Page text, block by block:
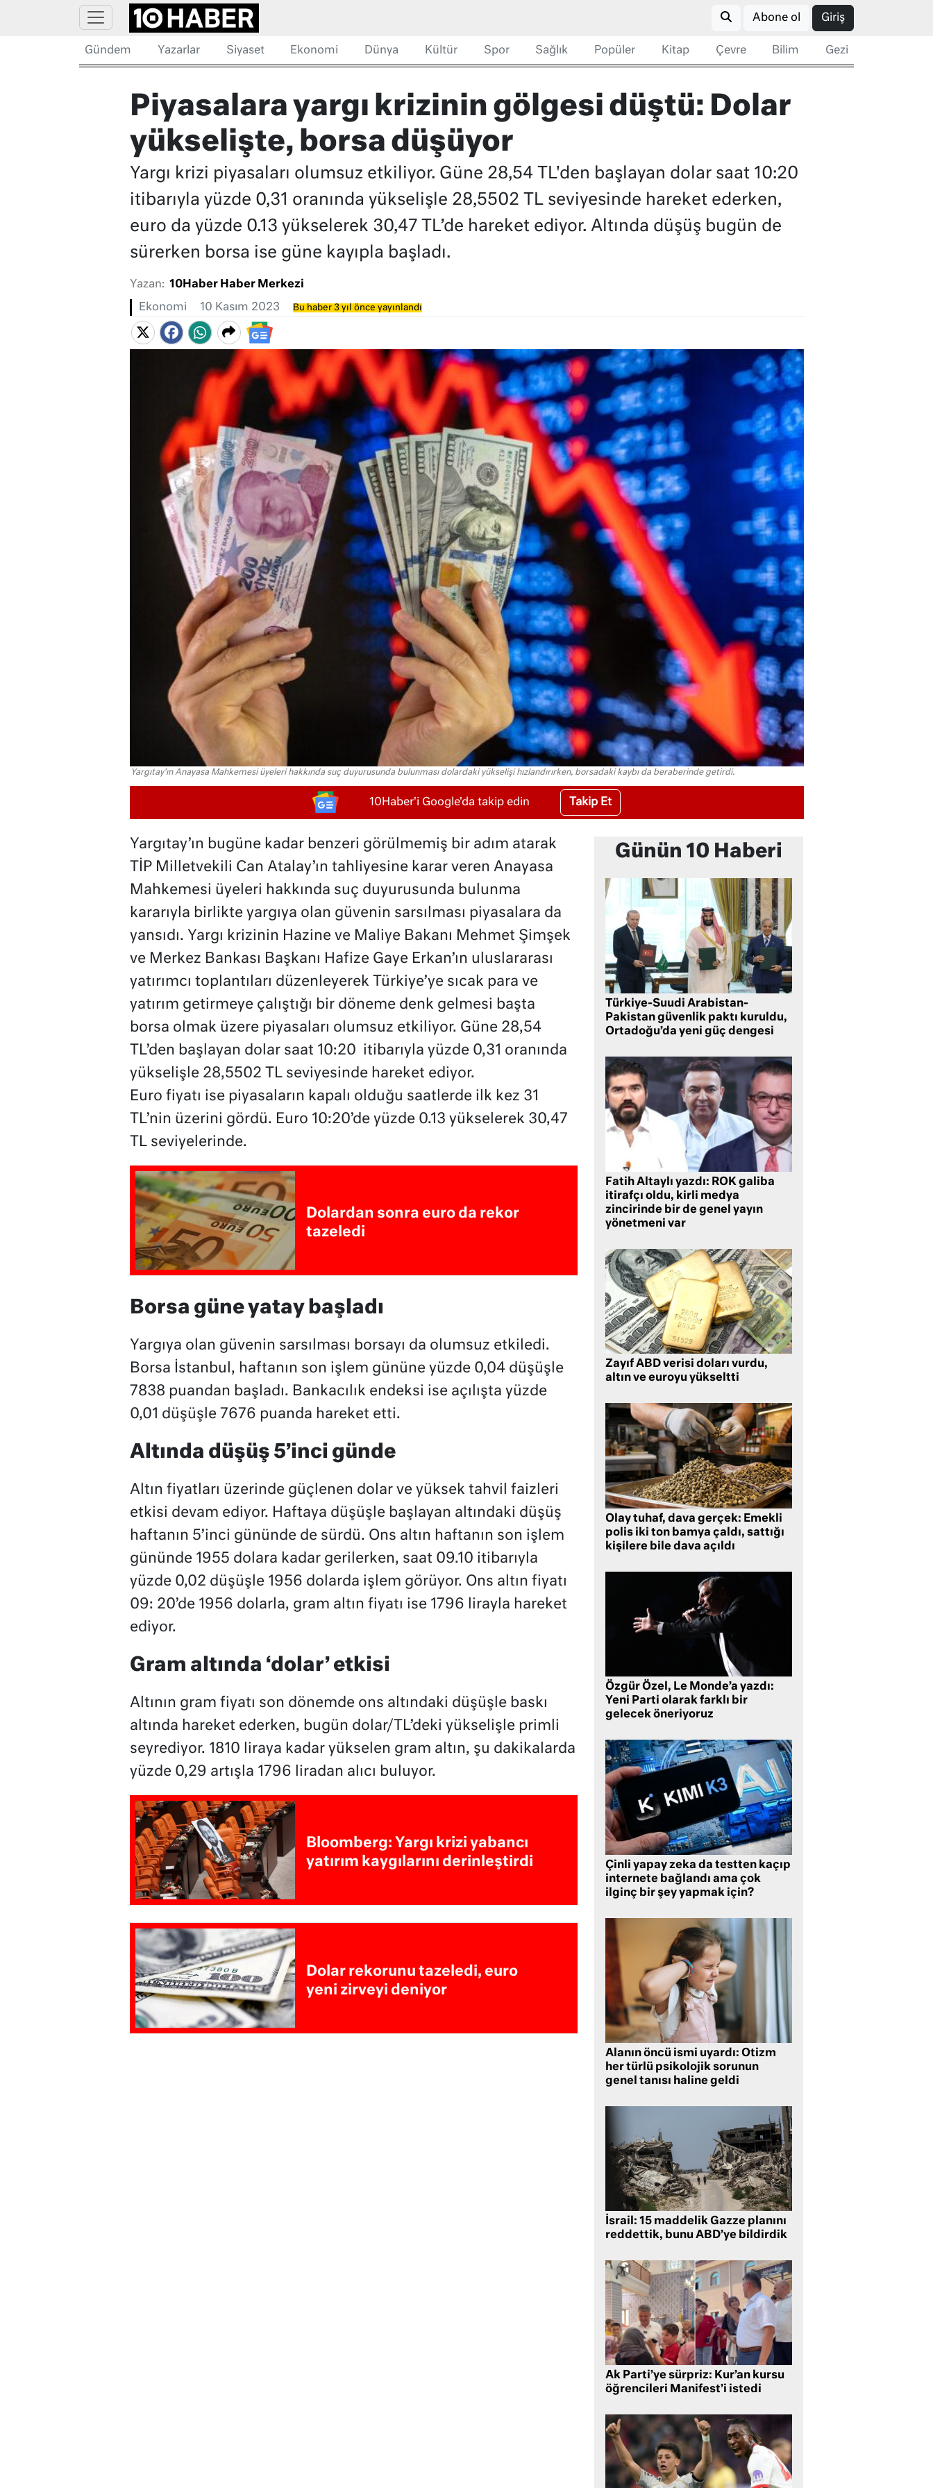
Abone ol Giriş
Gündem Yazarlar Siyaset Ekonomi Dünya Kültür Spor Sağlık Popüler Kitap Çevre Bilim Gezi
Piyasalara yargı krizinin gölgesi düştü: Dolar
yükselişte, borsa düşüyor
Yargı krizi piyasaları olumsuz etkiliyor. Güne 28,54 TL'den başlayan dolar saat 10:20
itibarıyla yüzde 0,31 oranında yükselişle 28,5502 TL seviyesinde hareket ederken,
euro da yüzde 0.13 yükselerek 30,47 TL’de hareket ediyor. Altında düşüş bugün de
sürerken borsa ise güne kayıpla başladı.
Yazan: 10Haber Haber Merkezi
Ekonomi 10 Kasım 2023 Bu haber 3 yıl önce yayınlandı
Yargıtay'ın Anayasa Mahkemesi üyeleri hakkında suç duyurusunda bulunması dolardaki yükselişi hızlandırırken, borsadaki kaybı da beraberinde getirdi.
10Haber'i Google'da takip edin Takip Et
Yargıtay’ın bugüne kadar benzeri görülmemiş bir adım atarak
TİP Milletvekili Can Atalay’ın tahliyesine karar veren Anayasa
Mahkemesi üyeleri hakkında suç duyurusunda bulunma
kararıyla birlikte yargıya olan güvenin sarsılması piyasalara da
yansıdı. Yargı krizinin Hazine ve Maliye Bakanı Mehmet Şimşek
ve Merkez Bankası Başkanı Hafize Gaye Erkan’ın uluslararası
yatırımcı toplantıları düzenleyerek Türkiye’ye sıcak para ve
yatırım getirmeye çalıştığı bir döneme denk gelmesi başta
borsa olmak üzere piyasaları olumsuz etkiliyor. Güne 28,54
TL’den başlayan dolar saat 10:20 itibarıyla yüzde 0,31 oranında
yükselişle 28,5502 TL seviyesinde hareket ediyor.
Euro fiyatı ise piyasaların kapalı olduğu saatlerde ilk kez 31
TL’nin üzerini gördü. Euro 10:20’de yüzde 0.13 yükselerek 30,47
TL seviyelerinde.
Dolardan sonra euro da rekor
tazeledi
Borsa güne yatay başladı
Yargıya olan güvenin sarsılması borsayı da olumsuz etkiledi.
Borsa İstanbul, haftanın son işlem gününe yüzde 0,04 düşüşle
7838 puandan başladı. Bankacılık endeksi ise açılışta yüzde
0,01 düşüşle 7676 puanda hareket etti.
Altında düşüş 5’inci günde
Altın fiyatları üzerinde güçlenen dolar ve yüksek tahvil faizleri
etkisi devam ediyor. Haftaya düşüşle başlayan altındaki düşüş
haftanın 5’inci gününde de sürdü. Ons altın haftanın son işlem
gününde 1955 dolara kadar gerilerken, saat 09.10 itibarıyla
yüzde 0,02 düşüşle 1956 dolarda işlem görüyor. Ons altın fiyatı
09: 20’de 1956 dolarla, gram altın fiyatı ise 1796 lirayla hareket
ediyor.
Gram altında ‘dolar’ etkisi
Altının gram fiyatı son dönemde ons altındaki düşüşle baskı
altında hareket ederken, bugün dolar/TL’deki yükselişle primli
seyrediyor. 1810 liraya kadar yükselen gram altın, şu dakikalarda
yüzde 0,29 artışla 1796 liradan alıcı buluyor.
Bloomberg: Yargı krizi yabancı
yatırım kaygılarını derinleştirdi
Dolar rekorunu tazeledi, euro
yeni zirveyi deniyor
Günün 10 Haberi
Türkiye-Suudi Arabistan-
Pakistan güvenlik paktı kuruldu,
Ortadoğu’da yeni güç dengesi
Fatih Altaylı yazdı: ROK galiba
itirafçı oldu, kirli medya
zincirinde bir de genel yayın
yönetmeni var
Zayıf ABD verisi doları vurdu,
altın ve euroyu yükseltti
Olay tuhaf, dava gerçek: Emekli
polis iki ton bamya çaldı, sattığı
kişilere bile dava açıldı
Özgür Özel, Le Monde’a yazdı:
Yeni Parti olarak farklı bir
gelecek öneriyoruz
Çinli yapay zeka da testten kaçıp
internete bağlandı ama çok
ilginç bir şey yapmak için?
Alanın öncü ismi uyardı: Otizm
her türlü psikolojik sorunun
genel tanısı haline geldi
İsrail: 15 maddelik Gazze planını
reddettik, bunu ABD’ye bildirdik
Ak Parti’ye sürpriz: Kur’an kursu
öğrencileri Manifest’i istedi